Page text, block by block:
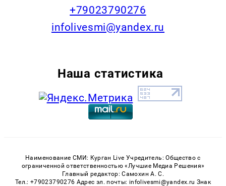
+79023790276
infolivesmi@yandex.ru
Наша статистика
Наименование СМИ: Курган Live Учредитель: Общество с
ограниченной ответственностью «Лучшие Медиа Решения»
Главный редактор: Самохин А. С.
Тел.: +79023790276 Адрес эл. почты: infolivesmi@yandex.ru Знак